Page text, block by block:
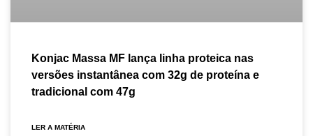
Konjac Massa MF lança linha proteica nas
versões instantânea com 32g de proteína e
tradicional com 47g
LER A MATÉRIA